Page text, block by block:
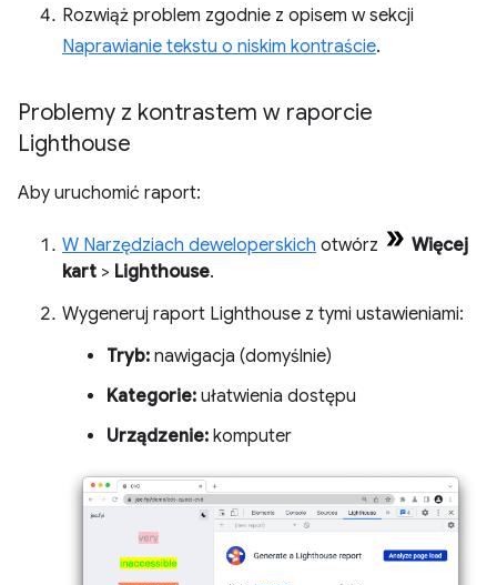
Rozwiąż problem zgodnie z opisem w sekcji
Naprawianie tekstu o niskim kontraście.
Problemy z kontrastem w raporcie
Lighthouse
Aby uruchomić raport:
W Narzędziach deweloperskich otwórz
Więcej
kart > Lighthouse.
Wygeneruj raport Lighthouse z tymi ustawieniami:
Tryb: nawigacja (domyślnie)
Kategorie: ułatwienia dostępu
Urządzenie: komputer